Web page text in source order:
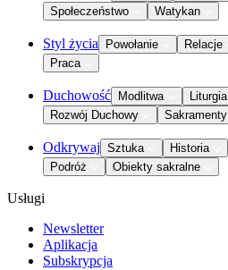
Społeczeństwo
Watykan
Styl życia Powołanie Relacje
Praca
Duchowość Modlitwa Liturgia
Rozwój Duchowy
Sakramenty
Odkrywaj Sztuka Historia
Podróż
Obiekty sakralne
Usługi
Newsletter
Aplikacja
Subskrypcja